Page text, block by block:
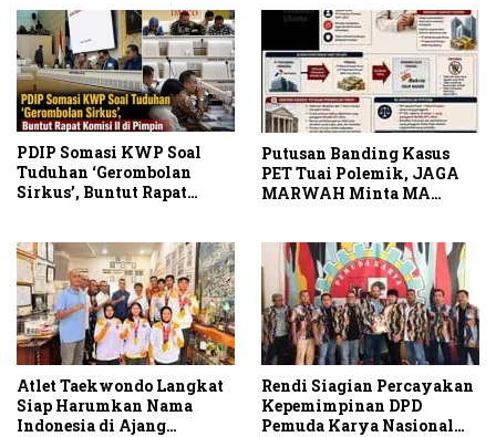
PDIP Somasi KWP Soal
Tuduhan ‘Gerombolan
Sirkus’, Buntut Rapat
Putusan Banding Kasus
PET Tuai Polemik, JAGA
MARWAH Minta MA
Atlet Taekwondo Langkat
Siap Harumkan Nama
Indonesia di Ajang
Rendi Siagian Percayakan
Kepemimpinan DPD
Pemuda Karya Nasional